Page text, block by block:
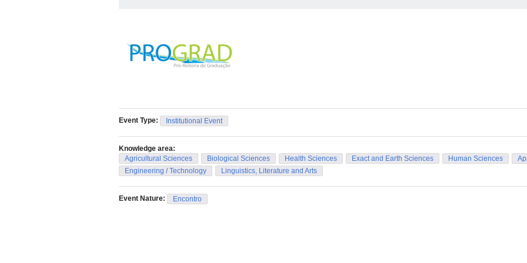
Event Type: Institutional Event
Knowledge area:
Agricultural Sciences
Biological Sciences Health Sciences Exact and Earth Sciences Human Sciences
Engineering / Technology
Linguistics, Literature and Arts
Event Nature: Encontro